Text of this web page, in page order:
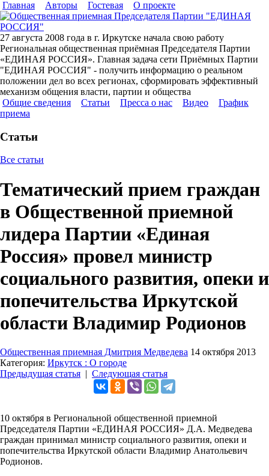
Главная Авторы Гостевая О проекте
27 августа 2008 года в г. Иркутске начала свою работу
Региональная общественная приёмная Председателя Партии
«ЕДИНАЯ РОССИЯ». Главная задача сети Приёмных Партии
"ЕДИНАЯ РОССИЯ" - получить информацию о реальном
положении дел во всех регионах, сформировать эффективный
механизм общения власти, партии и общества
Общие сведения
Статьи Пресса о нас Видео
График
приема
Статьи
Все статьи
Тематический прием граждан
в Общественной приемной
лидера Партии «Единая
Россия» провел министр
социального развития, опеки и
попечительства Иркутской
области Владимир Родионов
Общественная приемная Дмитрия Медведева 14 октября 2013
Категория: Иркутск : О городе
Предыдущая статья | Следующая статья
10 октября в Региональной общественной приемной
Председателя Партии «ЕДИНАЯ РОССИЯ» Д.А. Медведева
граждан принимал министр социального развития, опеки и
попечительства Иркутской области Владимир Анатольевич
Родионов.